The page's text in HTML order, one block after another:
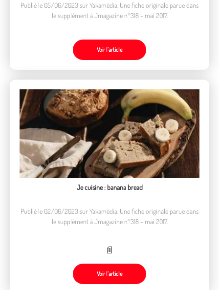
Publié le 05/06/2023 sur Yakamédia. Une fiche originale parue dans
le supplément à Jmagazine n°318 - mai 2017.
Voir l’article
Je cuisine : banana bread
Publié le 02/06/2023 sur Yakamédia. Une fiche originale parue dans
le supplément à Jmagazine n°318 - mai 2017.
Voir l’article